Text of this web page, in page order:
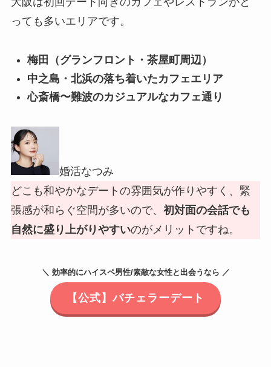
っても多いエリアです。
梅田（グランフロント・茶屋町周辺）
中之島・北浜の落ち着いたカフェエリア
心斎橋〜難波のカジュアルなカフェ通り
婚活なつみ
どこも和やかなデートの雰囲気が作りやすく、緊
張感が和らぐ空間が多いので、 初対面の会話でも
自然に盛り上がりやすいのがメリットですね。
＼ 効率的にハイスペ男性/素敵な女性と出会うなら ／
【公式】バチェラーデート